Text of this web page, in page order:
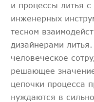
и процессы литья
инженерных
тесном
дизайнерами
человеческое
решающее
цепочки процесса
нуждаются в